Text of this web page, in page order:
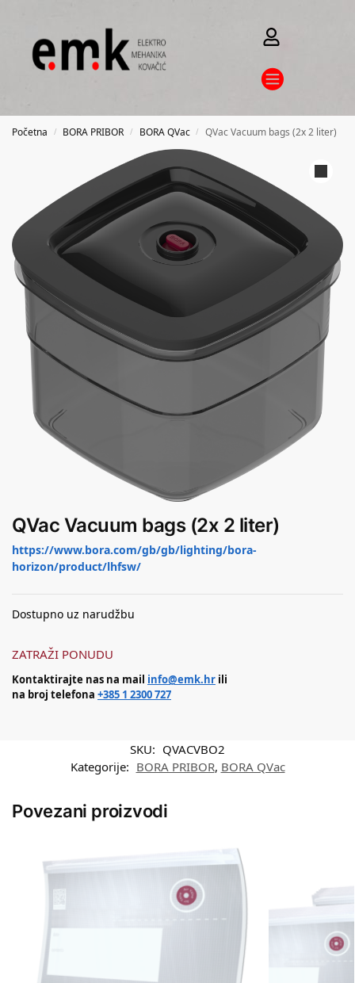
Početna / BORA PRIBOR / BORA QVac / QVac Vacuum bags (2x 2 liter)
QVac Vacuum bags (2x 2 liter)
https://www.bora.com/gb/gb/lighting/bora-
horizon/product/lhfsw/
Dostupno uz narudžbu
ZATRAŽI PONUDU
Kontaktirajte nas na mail info@emk.hr ili
na broj telefona +385 1 2300 727
SKU: QVACVBO2
Kategorije: BORA PRIBOR, BORA QVac
Povezani proizvodi